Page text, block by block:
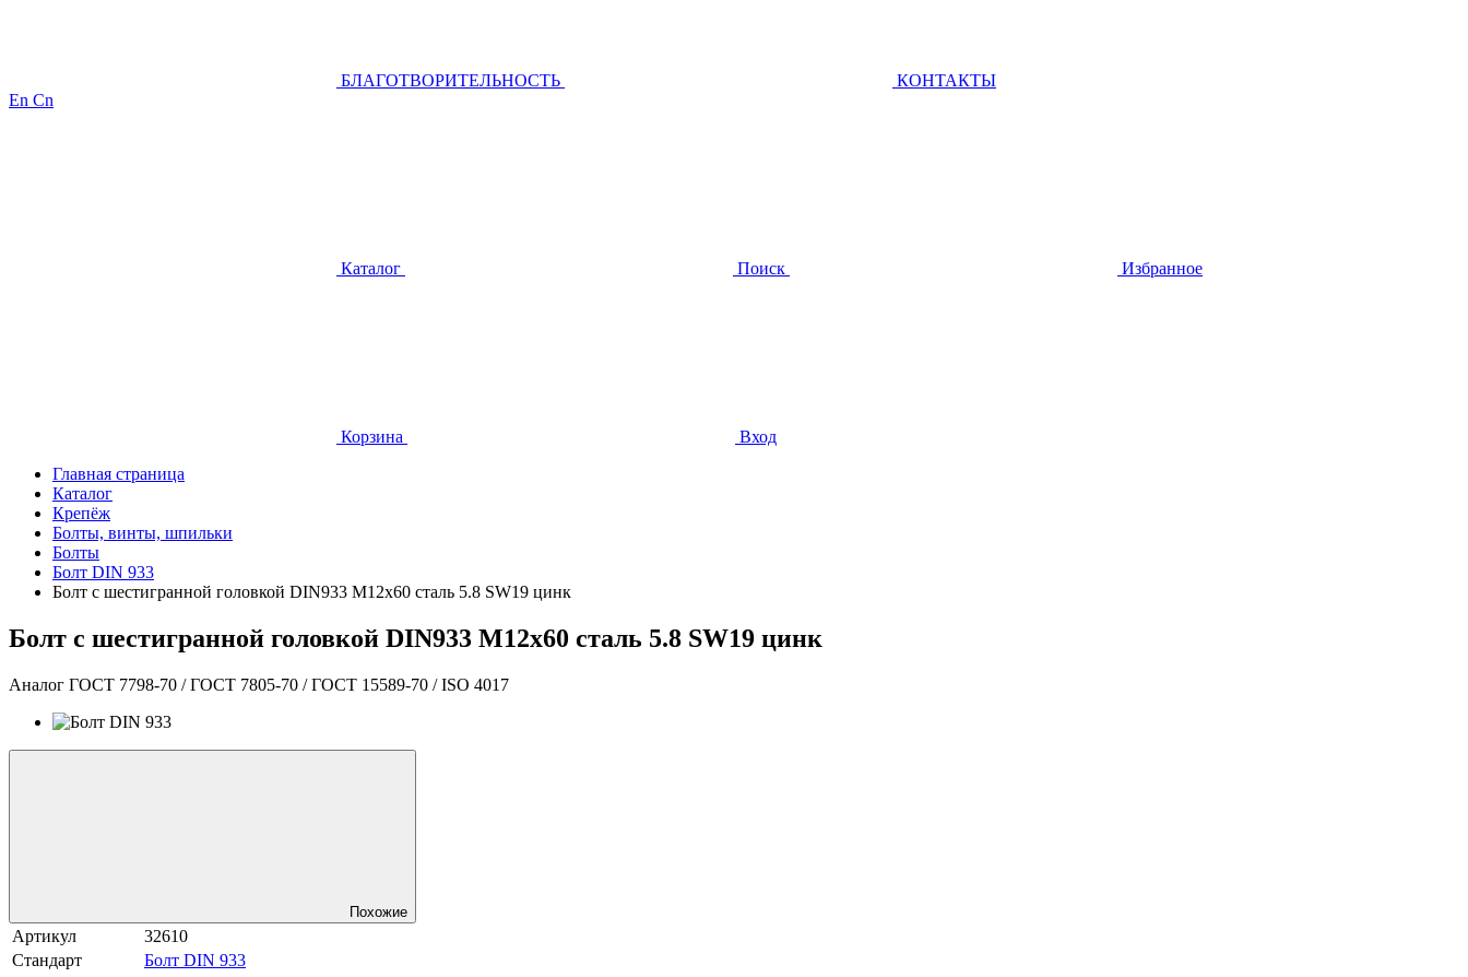
БЛАГОТВОРИТЕЛЬНОСТЬ
КОНТАКТЫ
En Cn
Каталог Поиск Избранное
Корзина
Вход
Главная страница
Каталог
Крепёж
Болты, винты, шпильки
Болты
Болт DIN 933
Болт с шестигранной головкой DIN933 М12х60 сталь 5.8 SW19 цинк
Болт с шестигранной головкой DIN933 М12х60 сталь 5.8 SW19 цинк
Аналог ГОСТ 7798-70 / ГОСТ 7805-70 / ГОСТ 15589-70 / ISO 4017
Похожие
Артикул
32610
Стандарт
Болт DIN 933